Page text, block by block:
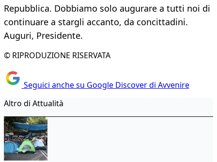
Repubblica. Dobbiamo solo augurare a tutti noi di
continuare a stargli accanto, da concittadini.
Auguri, Presidente.
© RIPRODUZIONE RISERVATA
Seguici anche su Google Discover di Avvenire
Altro di Attualità